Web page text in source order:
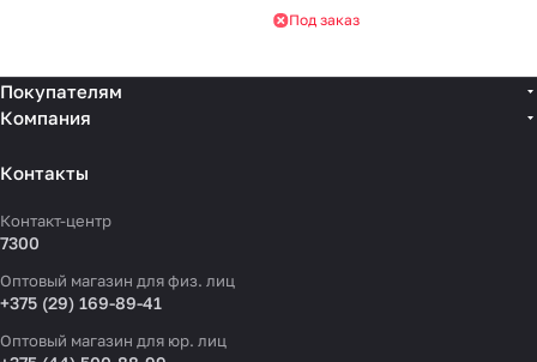
Под заказ
Покупателям
Компания
Контакты
Контакт-центр
7300
Оптовый магазин для физ. лиц
+375 (29) 169-89-41
Оптовый магазин для юр. лиц